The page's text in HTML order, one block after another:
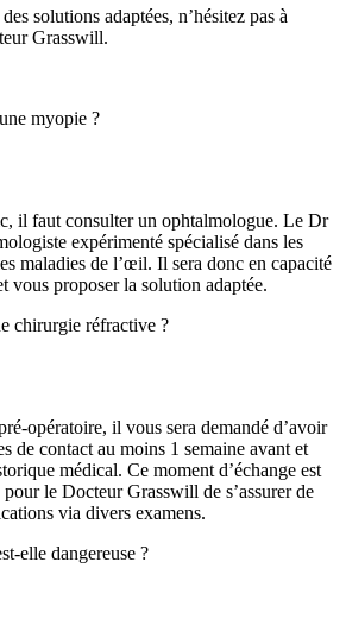
solutions adaptées, n’hésitez pas à
Grasswill.
myopie ?
il faut consulter un ophtalmologue. Le Dr
expérimenté spécialisé dans les
maladies de l’œil. Il sera donc en capacité
vous proposer la solution adaptée.
chirurgie réfractive ?
opératoire, il vous sera demandé d’avoir
de contact au moins 1 semaine avant et
médical. Ce moment d’échange est
le Docteur Grasswill de s’assurer de
via divers examens.
elle dangereuse ?